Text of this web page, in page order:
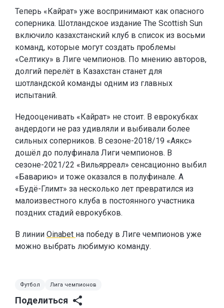
Теперь «Кайрат» уже воспринимают как опасного
соперника. Шотландское издание The Scottish Sun
включило казахстанский клуб в список из восьми
команд, которые могут создать проблемы
«Селтику» в Лиге чемпионов. По мнению авторов,
долгий перелёт в Казахстан станет для
шотландской команды одним из главных
испытаний.
Недооценивать «Кайрат» не стоит. В еврокубках
андердоги не раз удивляли и выбивали более
сильных соперников. В сезоне-2018/19 «Аякс»
дошёл до полуфинала Лиги чемпионов. В
сезоне-2021/22 «Вильярреал» сенсационно выбил
«Баварию» и тоже оказался в полуфинале. А
«Будё-Глимт» за несколько лет превратился из
малоизвестного клуба в постоянного участника
поздних стадий еврокубков.
В линии Oinabet на победу в Лиге чемпионов уже
можно выбрать любимую команду.
Футбол Лига чемпионов
Поделиться